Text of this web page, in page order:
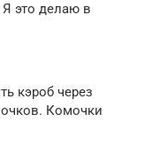
Я это делаю в
кэроб через
Комочки